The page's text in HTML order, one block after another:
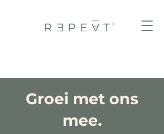
Groei met ons
mee.